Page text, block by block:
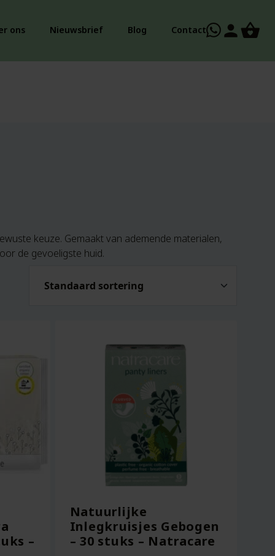
ons Nieuwsbrief Blog Contact person
keuze. Gemaakt van ademende materialen,
de gevoeligste huid.
–
Natuurlijke
Inlegkruisjes Gebogen
– 30 stuks – Natracare